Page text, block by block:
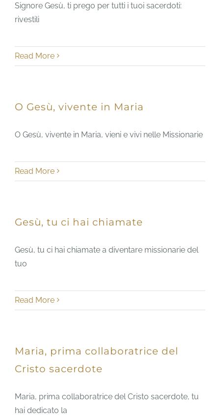
Signore Gesù, ti prego per tutti i tuoi sacerdoti:
rivestili
Read More
O Gesù, vivente in Maria
O Gesù, vivente in Maria, vieni e vivi nelle Missionarie
Read More
Gesù, tu ci hai chiamate
Gesù, tu ci hai chiamate a diventare missionarie del
tuo
Read More
Maria, prima collaboratrice del
Cristo sacerdote
Maria, prima collaboratrice del Cristo sacerdote, tu
hai dedicato la